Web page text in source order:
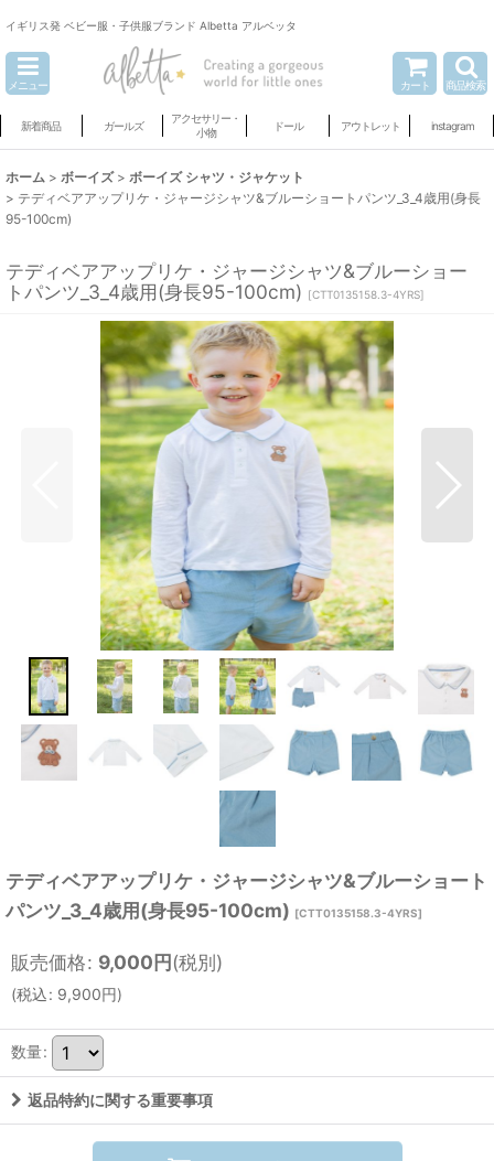
イギリス発 ベビー服・子供服ブランド Albetta アルベッタ
メニュー カート 商品検索
新着商品 ガールズ
アクセサリー・
小物
ドール アウトレット instagram
ホーム > ボーイズ > ボーイズ シャツ・ジャケット
> テディベアアップリケ・ジャージシャツ&ブルーショートパンツ_3_4歳用(身長
95-100cm)
テディベアアップリケ・ジャージシャツ&ブルーショー
トパンツ_3_4歳用(身長95-100cm) [CTT0135158.3-4YRS]
テディベアアップリケ・ジャージシャツ&ブルーショート
パンツ_3_4歳用(身長95-100cm) [CTT0135158.3-4YRS]
販売価格: 9,000円(税別)
(税込: 9,900円)
数量:
返品特約に関する重要事項